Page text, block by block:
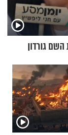
גורדון